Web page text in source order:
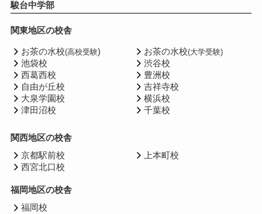
駿台中学部
関東地区の校舎
お茶の水校(高校受験)
池袋校
西葛西校
自由が丘校
大泉学園校
津田沼校
お茶の水校(大学受験)
渋谷校
豊洲校
吉祥寺校
横浜校
千葉校
関西地区の校舎
京都駅前校
西宮北口校
上本町校
福岡地区の校舎
福岡校